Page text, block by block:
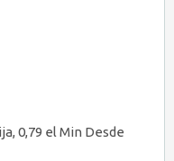
0,79 el Min Desde